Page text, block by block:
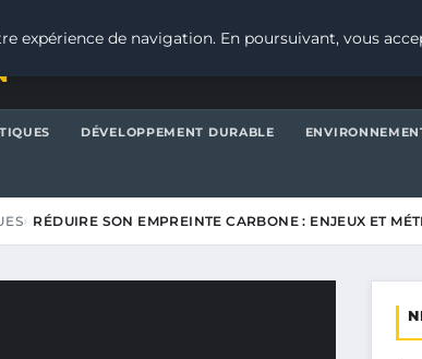
DÉVELOPPEMENT DURABLE
RÉDUIRE SON EMPREINTE CARBONE : ENJEUX ET
expérience de navigation. En poursuivant, vous